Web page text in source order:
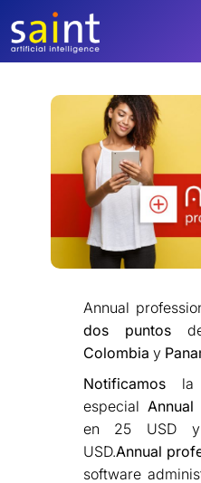
contenido
Annual
dos puntosde
Colombia y
Notificamosla
especial
en 25 USD
USD.Annual
software